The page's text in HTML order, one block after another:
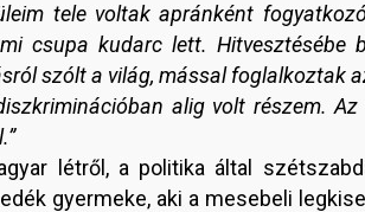
tele voltak apránként
csupa kudarc lett. Hitvesztésébe
szólt a világ, mással foglalkoztak
alig volt részem. Az
létről, a politika által
gyermeke, aki a mesebeli